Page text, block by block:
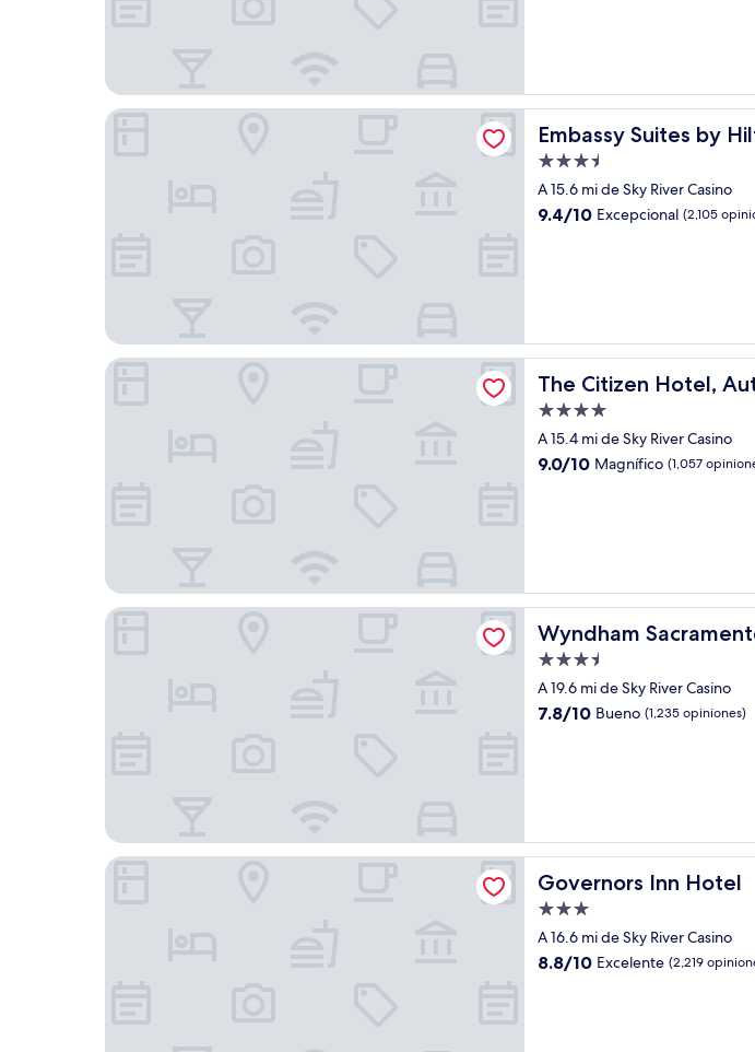
Embassy Suites by
Embassy Suites by Hilton
Propiedad
de
3.5
A 15.6 mi de Sky River Casino
9.4
9.4/10 Excepcional (2,105
Embassy Suites by Hilton Sacramento Riverfront Promenade
The Citizen Hotel,
The Citizen Hotel,
Propiedad
de
4.0
A 15.4 mi de Sky River Casino
9.0
9.0/10 Magnífico (1,057
The Citizen Hotel, Autograph Collection
Wyndham
Wyndham Sacramento
Propiedad
de
3.5
A 19.6 mi de Sky River Casino
7.8
7.8/10 Bueno (1,235 opiniones)
Wyndham Sacramento
Governors Inn Hotel
Governors Inn Hotel
Propiedad
de
3.0
A 16.6 mi de Sky River Casino
8.8
8.8/10 Excelente (2,219
Governors Inn Hotel